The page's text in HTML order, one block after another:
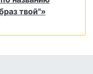
твой"»